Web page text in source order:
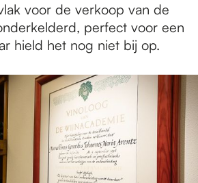
voor de verkoop van de
perfect voor een
hield het nog niet bij op.